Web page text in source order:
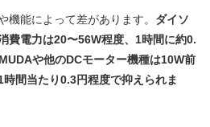
機能によって差があります。 ダイソ
費電力は20〜56W程度、1時間に約0.
や他のDCモーター機種は10W前
間当たり0.3円程度で抑えられま